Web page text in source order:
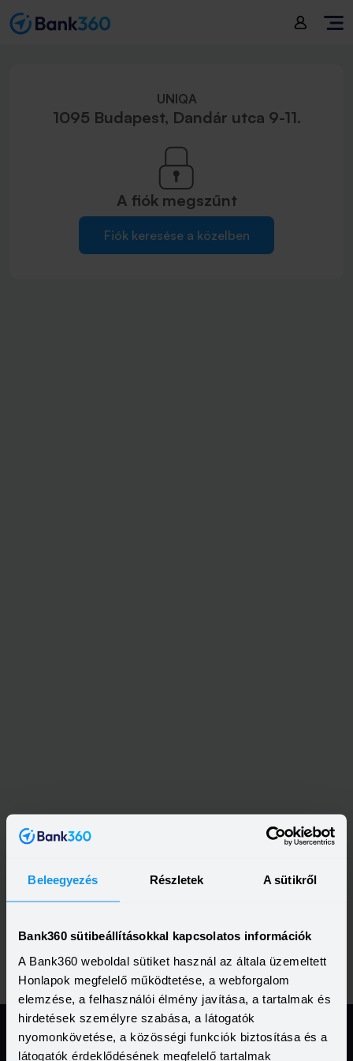
Beleegyezés Részletek A sütikről
Bank360 sütibeállításokkal kapcsolatos információk
A Bank360 weboldal sütiket használ az általa üzemeltett
Honlapok megfelelő működtetése, a webforgalom
elemzése, a felhasználói élmény javítása, a tartalmak és
hirdetések személyre szabása, a látogatók
nyomonkövetése, a közösségi funkciók biztosítása és a
látogatók érdeklődésének megfelelő tartalmak
UNIQA
1095 Budapest, Dandár utca 9-11.
A fiók megszűnt
Fiók keresése a közelben